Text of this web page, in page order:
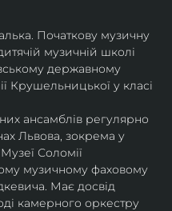
Початкову музичну
музичній школі
державному
Крушельницької у класі
ансамблів регулярно
Львова, зокрема у
Соломії
музичному фаховому
Має досвід
камерного оркестру